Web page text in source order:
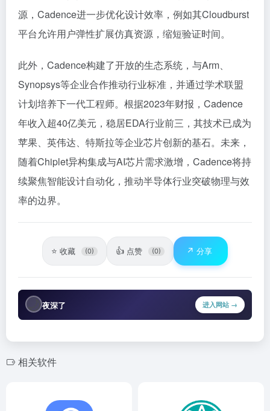
源，Cadence进一步优化设计效率，例如其Cloudburst
平台允许用户弹性扩展仿真资源，缩短验证时间。
此外，Cadence构建了开放的生态系统，与Arm、
Synopsys等企业合作推动行业标准，并通过学术联盟
计划培养下一代工程师。根据2023年财报，Cadence
年收入超40亿美元，稳居EDA行业前三，其技术已成为
苹果、英伟达、特斯拉等企业芯片创新的基石。未来，
随着Chiplet异构集成与AI芯片需求激增，Cadence将持
续聚焦智能设计自动化，推动半导体行业突破物理与效
率的边界。
⭐ 收藏 (0) 👍 点赞 (0) ↗️ 分享
🌙夜深了 进入网站 →
相关软件